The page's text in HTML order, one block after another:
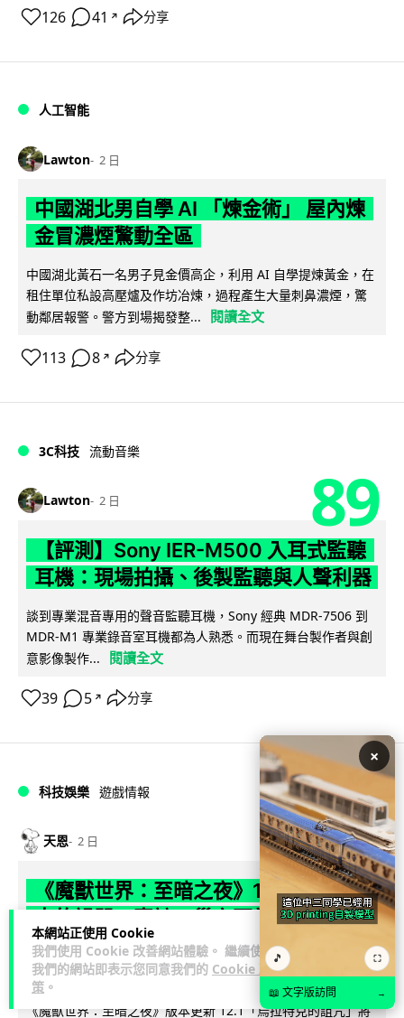
本網站正使用 Cookie
我們使用 Cookie 改善網站體驗。 繼續使用
我們的網站即表示您同意我們的 Cookie 政
策 。
126 41 ↗ 分享
人工智能
Lawton 2 日
中國湖北男自學 AI 「煉金術」 屋內煉
金冒濃煙驚動全區
中國湖北黃石一名男子見金價高企，利用 AI 自學提煉黃金，在
租住單位私設高壓爐及作坊冶煉，過程產生大量刺鼻濃煙，驚
動鄰居報警。警方到場揭發整...
閱讀全文
113 8 ↗ 分享
3C科技 流動音樂
Lawton 2 日 89
【評測】Sony IER-M500 入耳式監聽
耳機：現場拍攝、後製監聽與人聲利器
談到專業混音專用的聲音監聽耳機，Sony 經典 MDR-7506 到
MDR-M1 專業錄音室耳機都為人熟悉。而現在舞台製作者與創
意影像製作...
閱讀全文
39 5 ↗ 分享
科技娛樂 遊戲情報
天恩 2 日
《魔獸世界：至暗之夜》12.1 「烏拉特
克的詛咒」專訪：巢穴不為提高世界首
領門檻而設 《諸王之眠》縮短約 10 分
鐘
《魔獸世界：至暗之夜》版本更新 12.1「烏拉特克的詛咒」將
×
🎵 ⛶
📖 文字版訪問 →